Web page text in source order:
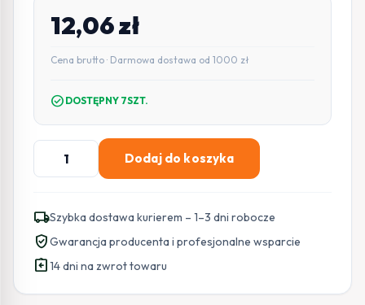
12,06zł
Cena brutto · Darmowa dostawa od 1000 zł
check_circle DOSTĘPNY 7SZT.
ilość
MIKROTIK
(RBPOE)
Dodaj do koszyka
local_shippingSzybka dostawa kurierem – 1–3 dni robocze
verified_userGwarancja producenta i profesjonalne wsparcie
assignment_return14 dni na zwrot towaru